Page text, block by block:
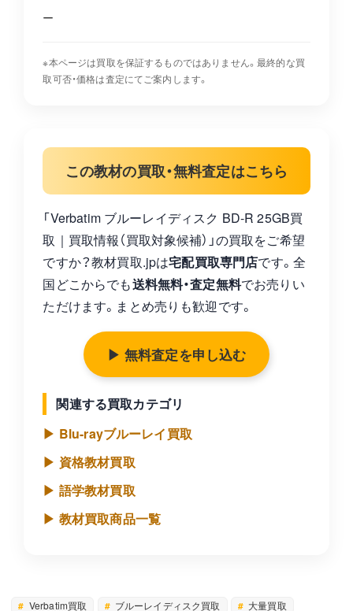
ー
※本ページは買取を保証するものではありません。最終的な買
取可否・価格は査定にてご案内します。
この教材の買取・無料査定はこちら
「Verbatim ブルーレイディスク BD-R 25GB買
取｜買取情報（買取対象候補）」の買取をご希望
ですか？教材買取.jpは宅配買取専門店です。全
国どこからでも送料無料・査定無料でお売りい
ただけます。まとめ売りも歓迎です。
▶ 無料査定を申し込む
関連する買取カテゴリ
▶ Blu-rayブルーレイ買取
▶ 資格教材買取
▶ 語学教材買取
▶ 教材買取商品一覧
Verbatim買取 ブルーレイディスク買取 大量買取